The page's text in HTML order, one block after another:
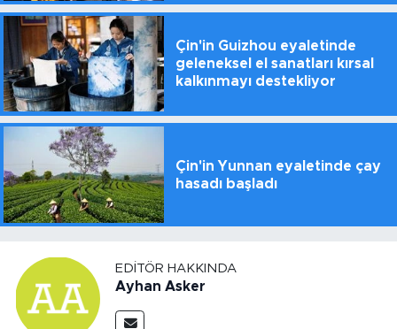
Çin'in Guizhou eyaletinde
geleneksel el sanatları kırsal
kalkınmayı destekliyor
Çin'in Yunnan eyaletinde çay
hasadı başladı
EDITÖR HAKKINDA
Ayhan Asker